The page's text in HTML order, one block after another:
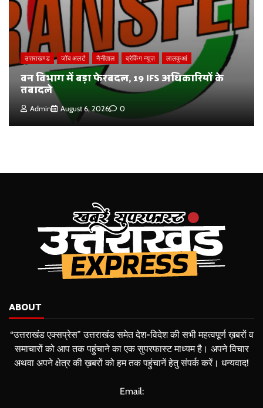
उत्तराखण्ड जॉब अलर्ट नैनीताल ब्रेकिंग न्यूज़ लालकुआं
वन विभाग में बड़ा फेरबदल, 19 IFS अधिकारियों के
तबादले
Admin August 6, 2026 0
ABOUT
“उत्तराखंड एक्सप्रेस” उत्तराखंड समेत देश-विदेश की सभी महत्वपूर्ण ख़बरों व
समाचारों को आप तक पहुंचाने का एक सुपरफास्ट माध्यम है। अपने विचार
अथवा अपने क्षेत्र की ख़बरों को हम तक पहुंचानें हेतु संपर्क करें। धन्यवाद!
Email: